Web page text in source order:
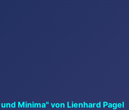
Minima" von Lienhard Pagel